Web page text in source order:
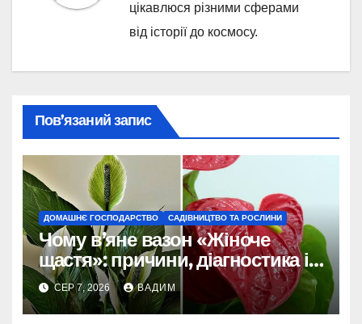
цікавлюся різними сферами
від історії до космосу.
Пов’язаний запис
ДОМАШНЄ ГОСПОДАРСТВО САДІВНИЦТВО ТА РОСЛИНИ
Чому в’яне вазон «Жіноче
щастя»: причини, діагностика і
порятунок рослини
СЕР 7, 2026 ВАДИМ